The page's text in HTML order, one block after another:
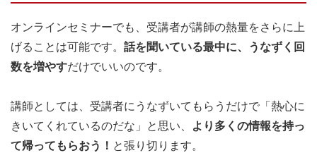
オンラインセミナーでも、受講者が講師の熱量をさらに上
げることは可能です。 話を聞いている最中に、うなずく回
数を増やすだけでいいのです。
講師としては、受講者にうなずいてもらうだけで「熱心に
きいてくれているのだな」と思い、
より多くの情報を持っ
て帰ってもらおう！ と張り切ります。